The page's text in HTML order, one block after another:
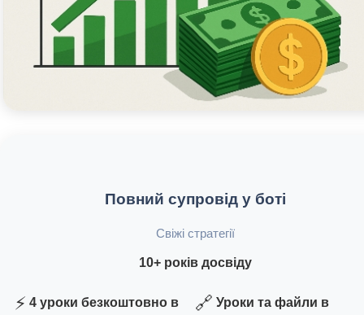
Повний супровід у боті
Свіжі стратегії
10+ років досвіду
⚡ 4 уроки безкоштовно в
🔗 Уроки та файли в